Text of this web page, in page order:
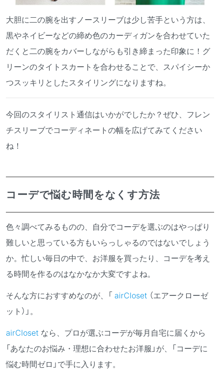
大胆に二の腕を出すノースリーブは少し苦手という方は、
黒やネイビーなどの締め色のカーディガンを合わせていた
だくと二の腕をカバーしながらも引き締まった印象に！グ
リーンのタイトスカートを合わせることで、スパイシーか
つスッキリとしたスタイリングになりますね。
今回のスタイリスト通信はいかがでしたか？ぜひ、フレン
チスリーブでコーディネートの幅を広げてみてください
ね！
コーデで悩む時間をなくす方法
色々調べてみるものの、自分でコーデを選ぶのはやっぱり
難しいと思っている方もいらっしゃるのではないでしょう
か。忙しい毎日の中で、お洋服を買ったり、コーデを考え
る時間を作るのはなかなか大変ですよね。
そんな方におすすめなのが、
「 airCloset （エアークローゼ
ット）」。
airCloset なら、プロが選ぶコーデが毎月自宅に届くから
「あなたのお悩み・理想に合わせたお洋服」が、「コーデに
悩む時間ゼロ」で手に入ります。